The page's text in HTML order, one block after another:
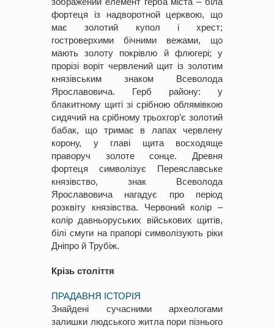
фортеця із надворотной церквою, що
має золотий купол і хрест;
гостроверхими бічними вежами, що
мають золоту покрівлю й флюгері; у
прорізі воріт червлений щит із золотим
князівським знаком Всеволода
Ярославовича. Герб району: у
блакитному щиті зі срібною облямівкою
сидячий на срібному трьохгор’є золотий
бабак, що тримає в лапах червлену
корону, у главі щита восходяще
праворуч золоте сонце. Древня
фортеця символізує Переяславське
князівство, знак Всеволода
Ярославовича нагадує про період
розквіту князівства. Червоний колір –
колір давньоруських військових щитів,
білі смуги на прапорі символізують ріки
Дніпро й Трубіж.
Крізь століття
ПРАДАВНЯ ІСТОРІЯ
Знайдені сучасними археологами
залишки людського житла пори пізнього